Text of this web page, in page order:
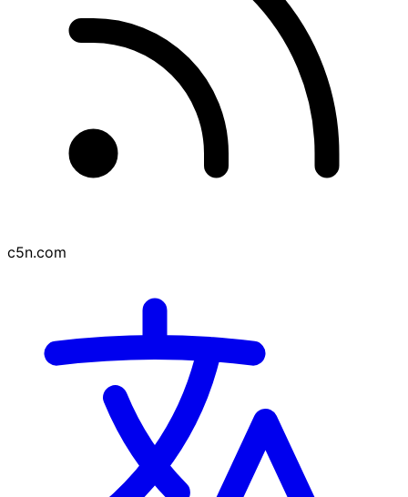
c5n.com